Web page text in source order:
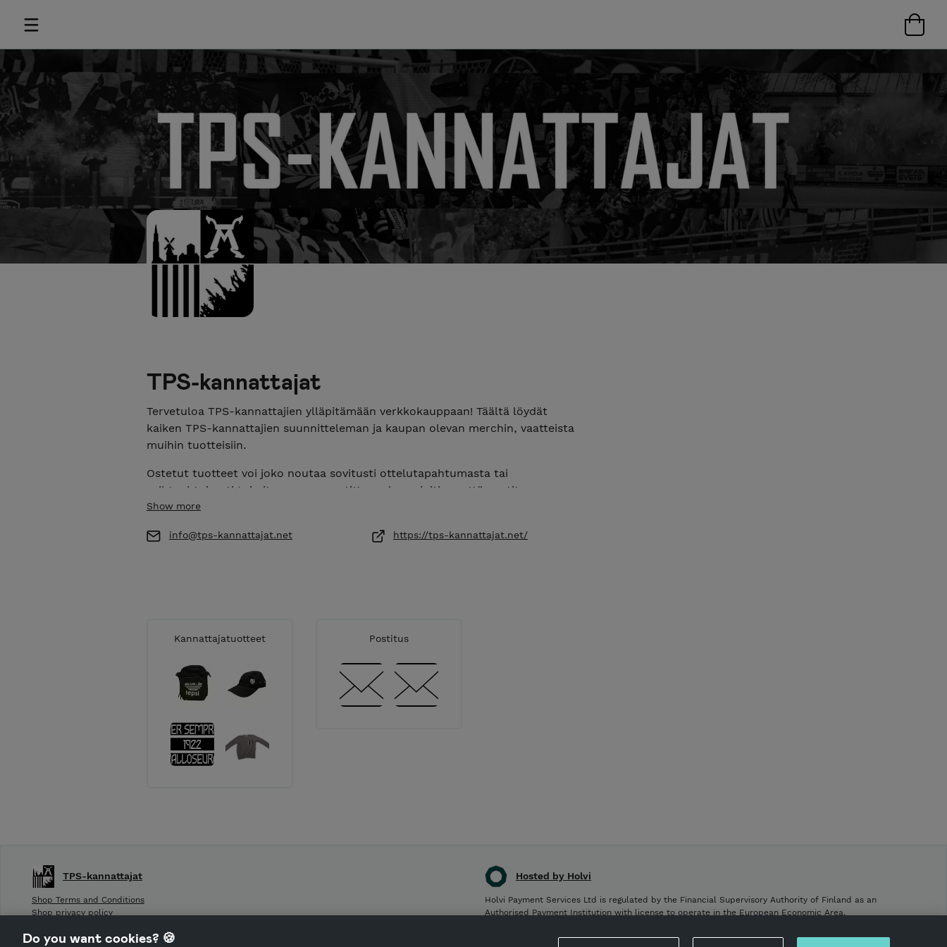
TPS-kannattajat
Tervetuloa TPS-kannattajien ylläpitämään verkkokauppaan! Täältä löydät
kaiken TPS-kannattajien suunnitteleman ja kaupan olevan merchin, vaatteista
muihin tuotteisiin.
Ostetut tuotteet voi joko noutaa sovitusti ottelutapahtumasta tai
vaihtoehtoisesti toimitamme ne postittaen, huomioithan että postitus on
ostettava erikseen.
Show more
info@tps-kannattajat.net https://tps-kannattajat.net/
Kannattajatuotteet Postitus
Hosted by Holvi
Holvi Payment Services Ltd is regulated by the Financial Supervisory Authority of Finland as an
Authorised Payment Institution with license to operate in the European Economic Area.
© 2026 Holvi Payment Services Ltd.
TPS-kannattajat
Shop Terms and Conditions
Shop privacy policy
CANCEL ORDER
Do you want cookies? 🍪